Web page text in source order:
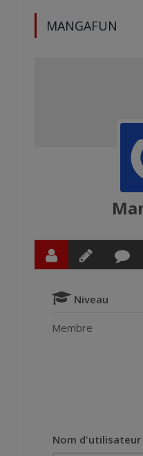
MANGAFUN
Niveau
Membre
Nom d'utilisateur